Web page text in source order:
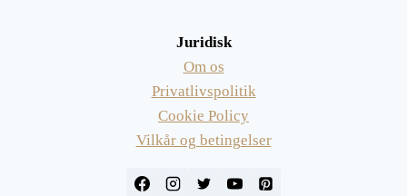
Juridisk
Om os
Privatlivspolitik
Cookie Policy
Vilkår og betingelser